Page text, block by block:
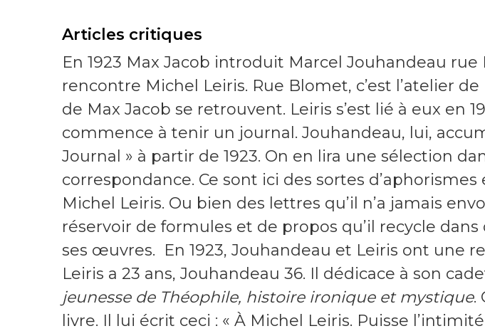
Articles critiques
En 1923 Max Jacob introduit Marcel Jouhandeau
rencontre Michel Leiris. Rue Blomet, c’est l’atelier
de Max Jacob se retrouvent. Leiris s’est lié à eux en
commence à tenir un journal. Jouhandeau, lui,
Journal » à partir de 1923. On en lira une sélection
correspondance. Ce sont ici des sortes
Michel Leiris. Ou bien des lettres qu’il n’a jamais
réservoir de formules et de propos qu’il recycle
ses œuvres. En 1923, Jouhandeau et Leiris ont une
Leiris a 23 ans, Jouhandeau 36. Il dédicace à son
jeunesse de Théophile, histoire ironique et mystique.
livre. Il lui écrit ceci : « À Michel Leiris. Puisse